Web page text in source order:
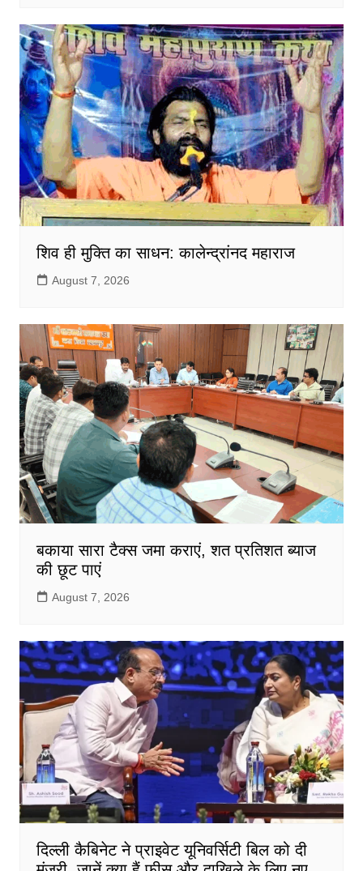
शिव ही मुक्ति का साधन: कालेन्द्रांनद महाराज
August 7, 2026
बकाया सारा टैक्स जमा कराएं, शत प्रतिशत ब्याज
की छूट पाएं
August 7, 2026
दिल्ली कैबिनेट ने प्राइवेट यूनिवर्सिटी बिल को दी